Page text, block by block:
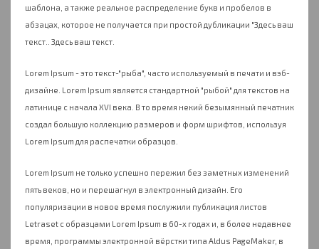
шаблона, а также реальное распределение букв и пробелов в
абзацах, которое не получается при простой дубликации "Здесь ваш
текст.. Здесь ваш текст.
Lorem Ipsum - это текст-"рыба", часто используемый в печати и вэб-
дизайне. Lorem Ipsum является стандартной "рыбой" для текстов на
латинице с начала XVI века. В то время некий безымянный печатник
создал большую коллекцию размеров и форм шрифтов, используя
Lorem Ipsum для распечатки образцов.
Lorem Ipsum не только успешно пережил без заметных изменений
пять веков, но и перешагнул в электронный дизайн. Его
популяризации в новое время послужили публикация листов
Letraset с образцами Lorem Ipsum в 60-х годах и, в более недавнее
время, программы электронной вёрстки типа Aldus PageMaker, в